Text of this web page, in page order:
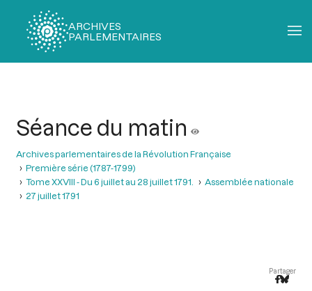
ARCHIVES
PARLEMENTAIRES
Séance du matin
Archives parlementaires de la Révolution Française
Première série (1787-1799)
Tome XXVIII - Du 6 juillet au 28 juillet 1791.
Assemblée nationale
27 juillet 1791
Partager